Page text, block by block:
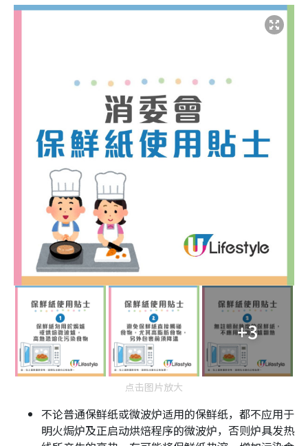
+3
点击图片放大
不论普通保鲜纸或微波炉适用的保鲜纸，都不应用于
明火焗炉及正启动烘焙程序的微波炉，否则炉具发热